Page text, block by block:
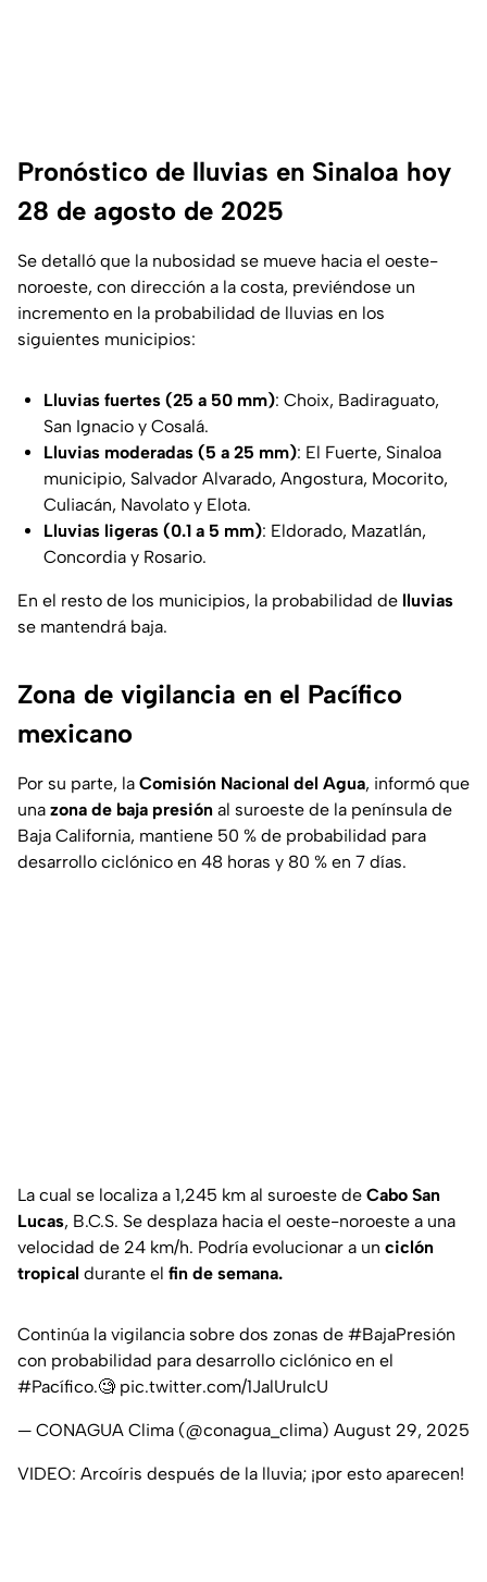
Pronóstico de lluvias en Sinaloa hoy
28 de agosto de 2025
Se detalló que la nubosidad se mueve hacia el oeste-
noroeste, con dirección a la costa, previéndose un
incremento en la probabilidad de lluvias en los
siguientes municipios:
Lluvias fuertes (25 a 50 mm): Choix, Badiraguato,
San Ignacio y Cosalá.
Lluvias moderadas (5 a 25 mm): El Fuerte, Sinaloa
municipio, Salvador Alvarado, Angostura, Mocorito,
Culiacán, Navolato y Elota.
Lluvias ligeras (0.1 a 5 mm): Eldorado, Mazatlán,
Concordia y Rosario.
En el resto de los municipios, la probabilidad de lluvias
se mantendrá baja.
Zona de vigilancia en el Pacífico
mexicano
Por su parte, la Comisión Nacional del Agua, informó que
una zona de baja presión al suroeste de la península de
Baja California, mantiene 50 % de probabilidad para
desarrollo ciclónico en 48 horas y 80 % en 7 días.
La cual se localiza a 1,245 km al suroeste de Cabo San
Lucas, B.C.S. Se desplaza hacia el oeste-noroeste a una
velocidad de 24 km/h. Podría evolucionar a un ciclón
tropical durante el fin de semana.
Continúa la vigilancia sobre dos zonas de #BajaPresión
con probabilidad para desarrollo ciclónico en el
#Pacífico.🧐 pic.twitter.com/1JalUruIcU
— CONAGUA Clima (@conagua_clima) August 29, 2025
VIDEO: Arcoíris después de la lluvia; ¡por esto aparecen!